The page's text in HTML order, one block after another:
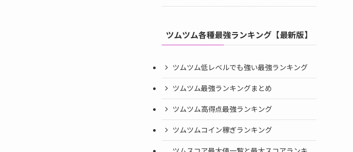
ツムツム各種最強ランキング【最新版】
ツムツム低レベルでも強い最強ランキング
ツムツム最強ランキングまとめ
ツムツム高得点最強ランキング
ツムツムコイン稼ぎランキング